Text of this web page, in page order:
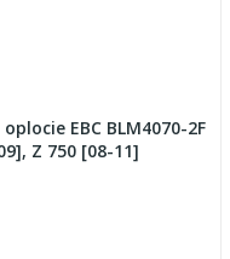
EBC BLM4070-2F
Z 750 [08-11]